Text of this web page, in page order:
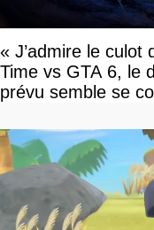
« J’admire le culot
Time vs GTA 6, le
prévu semble se